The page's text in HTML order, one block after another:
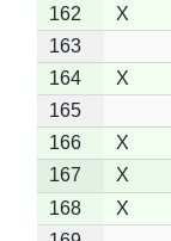
162
X
163
164
X
165
166
X
167
X
168
X